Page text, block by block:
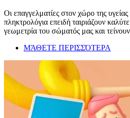
Οι επαγγελματίες στον χώρο της
πληκτρολόγια επειδή ταιριάζουν
γεωμετρία του σώματός μας και
ΜΆΘΕΤΕ ΠΕΡΙΣΣΌΤΕΡΑ